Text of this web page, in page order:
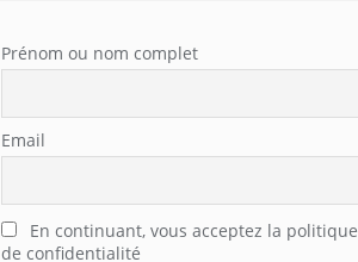
Prénom ou nom complet
Email
En continuant, vous acceptez la politique
de confidentialité